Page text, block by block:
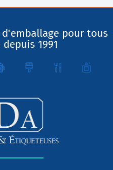
pour tous
1991